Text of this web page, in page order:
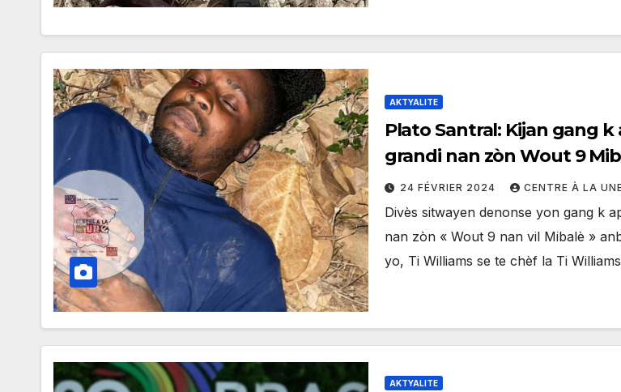
AKTYALITE
Plato Santral: Kijan gang k
grandi nan zòn Wout 9
reprezante yon menas pou
Depatman Sant lan
24 FÉVRIER 2024 CENTRE À LA
Divès sitwayen denonse yon gang k
nan zòn « Wout 9 nan vil Mibalè »
yo, Ti Williams se te chèf la Ti
AKTYALITE